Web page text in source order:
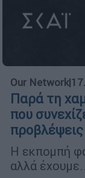
Our Network|
Παρά τη
που
προβλέψεις
Η εκπομπή
αλλά